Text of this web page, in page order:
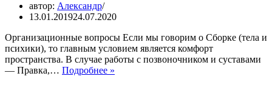
автор: Александр
13.01.201924.07.2020
Организационные вопросы Если мы говорим о Сборке (тела и
психики), то главным условием является комфорт
пространства. В случае работы с позвоночником и суставами
— Правка,… Подробнее »